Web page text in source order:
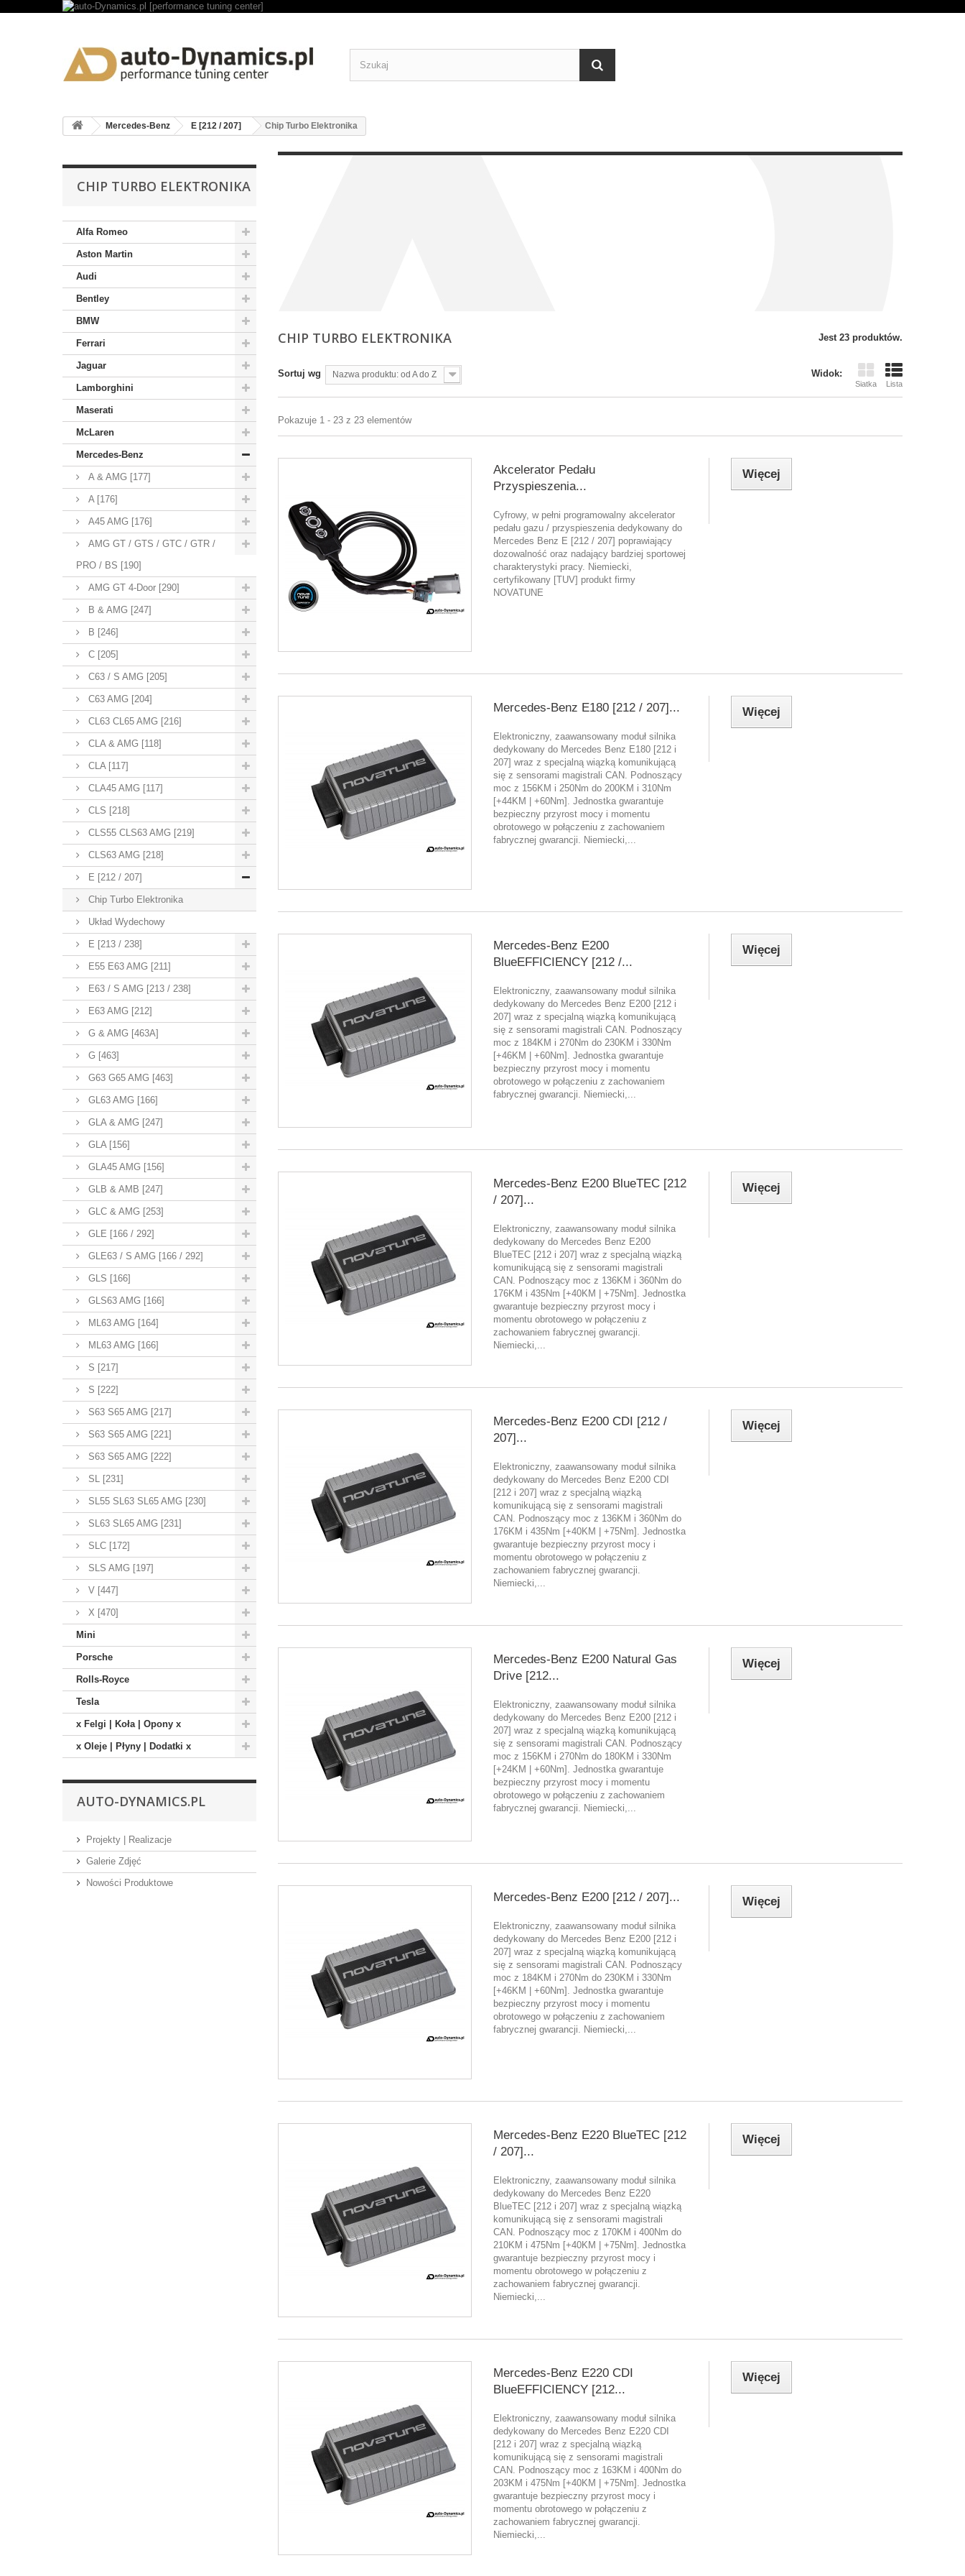
Mercedes-Benz E [212 / 207] Chip Turbo Elektronika
CHIP TURBO ELEKTRONIKA
Alfa Romeo
Aston Martin
Audi
Bentley
BMW
Ferrari
Jaguar
Lamborghini
Maserati
McLaren
Mercedes-Benz
A & AMG [177]
A [176]
A45 AMG [176]
AMG GT / GTS / GTC / GTR /
PRO / BS [190]
AMG GT 4-Door [290]
B & AMG [247]
B [246]
C [205]
C63 / S AMG [205]
C63 AMG [204]
CL63 CL65 AMG [216]
CLA & AMG [118]
CLA [117]
CLA45 AMG [117]
CLS [218]
CLS55 CLS63 AMG [219]
CLS63 AMG [218]
E [212 / 207]
Chip Turbo Elektronika
Układ Wydechowy
E [213 / 238]
E55 E63 AMG [211]
E63 / S AMG [213 / 238]
E63 AMG [212]
G & AMG [463A]
G [463]
G63 G65 AMG [463]
GL63 AMG [166]
GLA & AMG [247]
GLA [156]
GLA45 AMG [156]
GLB & AMB [247]
GLC & AMG [253]
GLE [166 / 292]
GLE63 / S AMG [166 / 292]
GLS [166]
GLS63 AMG [166]
ML63 AMG [164]
ML63 AMG [166]
S [217]
S [222]
S63 S65 AMG [217]
S63 S65 AMG [221]
S63 S65 AMG [222]
SL [231]
SL55 SL63 SL65 AMG [230]
SL63 SL65 AMG [231]
SLC [172]
SLS AMG [197]
V [447]
X [470]
Mini
Porsche
Rolls-Royce
Tesla
x Felgi | Koła | Opony x
x Oleje | Płyny | Dodatki x
AUTO-DYNAMICS.PL
Projekty | Realizacje
Galerie Zdjęć
Nowości Produktowe
CHIP TURBO ELEKTRONIKA Jest 23 produktów.
Widok:
Siatka Lista
Sortuj wg Nazwa produktu: od A do Z
Pokazuje 1 - 23 z 23 elementów
Akcelerator Pedału
Przyspieszenia...
Cyfrowy, w pełni programowalny akcelerator
pedału gazu / przyspieszenia dedykowany do
Mercedes Benz E [212 / 207] poprawiający
dozowalność oraz nadający bardziej sportowej
charakterystyki pracy. Niemiecki,
certyfikowany [TUV] produkt firmy
NOVATUNE
Więcej
Mercedes-Benz E180 [212 / 207]...
Elektroniczny, zaawansowany moduł silnika
dedykowany do Mercedes Benz E180 [212 i
207] wraz z specjalną wiązką komunikującą
się z sensorami magistrali CAN. Podnoszący
moc z 156KM i 250Nm do 200KM i 310Nm
[+44KM | +60Nm]. Jednostka gwarantuje
bezpieczny przyrost mocy i momentu
obrotowego w połączeniu z zachowaniem
fabrycznej gwarancji. Niemiecki,...
Więcej
Mercedes-Benz E200
BlueEFFICIENCY [212 /...
Elektroniczny, zaawansowany moduł silnika
dedykowany do Mercedes Benz E200 [212 i
207] wraz z specjalną wiązką komunikującą
się z sensorami magistrali CAN. Podnoszący
moc z 184KM i 270Nm do 230KM i 330Nm
[+46KM | +60Nm]. Jednostka gwarantuje
bezpieczny przyrost mocy i momentu
obrotowego w połączeniu z zachowaniem
fabrycznej gwarancji. Niemiecki,...
Więcej
Mercedes-Benz E200 BlueTEC [212
/ 207]...
Elektroniczny, zaawansowany moduł silnika
dedykowany do Mercedes Benz E200
BlueTEC [212 i 207] wraz z specjalną wiązką
komunikującą się z sensorami magistrali
CAN. Podnoszący moc z 136KM i 360Nm do
176KM i 435Nm [+40KM | +75Nm]. Jednostka
gwarantuje bezpieczny przyrost mocy i
momentu obrotowego w połączeniu z
zachowaniem fabrycznej gwarancji.
Niemiecki,...
Więcej
Mercedes-Benz E200 CDI [212 /
207]...
Elektroniczny, zaawansowany moduł silnika
dedykowany do Mercedes Benz E200 CDI
[212 i 207] wraz z specjalną wiązką
komunikującą się z sensorami magistrali
CAN. Podnoszący moc z 136KM i 360Nm do
176KM i 435Nm [+40KM | +75Nm]. Jednostka
gwarantuje bezpieczny przyrost mocy i
momentu obrotowego w połączeniu z
zachowaniem fabrycznej gwarancji.
Niemiecki,...
Więcej
Mercedes-Benz E200 Natural Gas
Drive [212...
Elektroniczny, zaawansowany moduł silnika
dedykowany do Mercedes Benz E200 [212 i
207] wraz z specjalną wiązką komunikującą
się z sensorami magistrali CAN. Podnoszący
moc z 156KM i 270Nm do 180KM i 330Nm
[+24KM | +60Nm]. Jednostka gwarantuje
bezpieczny przyrost mocy i momentu
obrotowego w połączeniu z zachowaniem
fabrycznej gwarancji. Niemiecki,...
Więcej
Mercedes-Benz E200 [212 / 207]...
Elektroniczny, zaawansowany moduł silnika
dedykowany do Mercedes Benz E200 [212 i
207] wraz z specjalną wiązką komunikującą
się z sensorami magistrali CAN. Podnoszący
moc z 184KM i 270Nm do 230KM i 330Nm
[+46KM | +60Nm]. Jednostka gwarantuje
bezpieczny przyrost mocy i momentu
obrotowego w połączeniu z zachowaniem
fabrycznej gwarancji. Niemiecki,...
Więcej
Mercedes-Benz E220 BlueTEC [212
/ 207]...
Elektroniczny, zaawansowany moduł silnika
dedykowany do Mercedes Benz E220
BlueTEC [212 i 207] wraz z specjalną wiązką
komunikującą się z sensorami magistrali
CAN. Podnoszący moc z 170KM i 400Nm do
210KM i 475Nm [+40KM | +75Nm]. Jednostka
gwarantuje bezpieczny przyrost mocy i
momentu obrotowego w połączeniu z
zachowaniem fabrycznej gwarancji.
Niemiecki,...
Więcej
Mercedes-Benz E220 CDI
BlueEFFICIENCY [212...
Elektroniczny, zaawansowany moduł silnika
dedykowany do Mercedes Benz E220 CDI
[212 i 207] wraz z specjalną wiązką
komunikującą się z sensorami magistrali
CAN. Podnoszący moc z 163KM i 400Nm do
203KM i 475Nm [+40KM | +75Nm]. Jednostka
gwarantuje bezpieczny przyrost mocy i
momentu obrotowego w połączeniu z
zachowaniem fabrycznej gwarancji.
Niemiecki,...
Więcej